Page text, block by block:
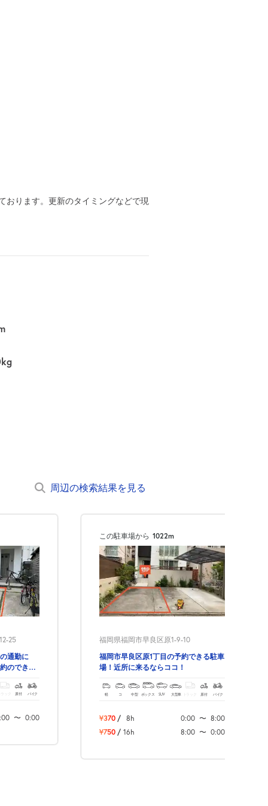
おります。更新のタイミングなどで現
周辺の検索結果を見る
25
通勤に
のできる
トラック 原付 バイク
〜 0:00
この駐車場から 1022m
福岡県福岡市早良区原1-9-10
福岡市早良区原1丁目の予約できる駐車
場！近所に来るならココ！
軽 コ 中型 ボックス SUV 大型車 トラック 原付 バイク
¥370 / 8h 0:00 〜 8:00
¥750 / 16h 8:00 〜 0:00